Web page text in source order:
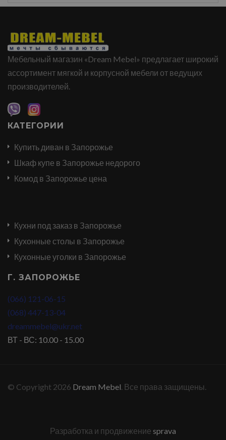
Мебельный магазин «Dream Mebel» предлагает широкий
ассортимент мягкой и корпусной мебели от ведущих
производителей.
КАТЕГОРИИ
Купить диван в Запорожье
Шкаф купе в Запорожье недорого
Комод в Запорожье цена
Кухни под заказ в Запорожье
Кухонные столы в Запорожье
Кухонные уголки в Запорожье
Г. ЗАПОРОЖЬЕ
(066) 121-06-15
(068) 447-13-04
dreammebel@ukr.net
ВТ - ВС: 10.00 - 15.00
© Copyright 2026 Dream Mebel . Все права защищены.
Разработка и продвижение sprava